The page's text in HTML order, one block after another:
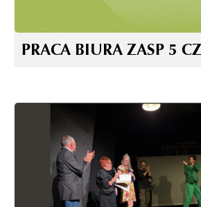
PRACA BIURA ZASP 5